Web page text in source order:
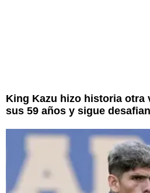
King Kazu hizo historia otra
sus 59 años y sigue